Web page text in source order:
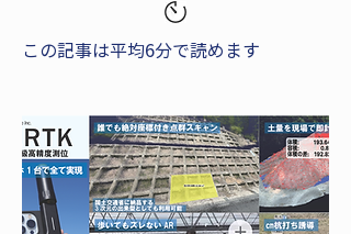
この記事は平均6分で読めます